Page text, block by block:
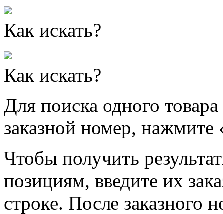
Как искать?
Как искать?
Для поиска одного
заказной номер, нажмите
Чтобы получить
позициям, введите их
строке. После заказного